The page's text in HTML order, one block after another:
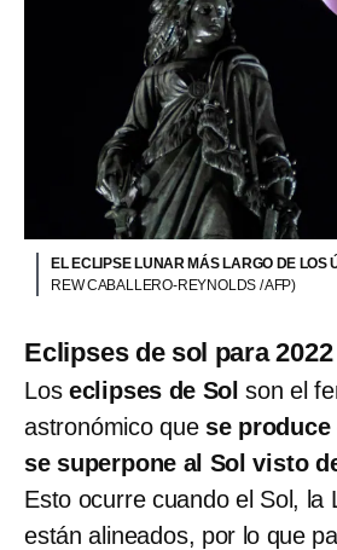
EL ECLIPSE LUNAR MÁS LARGO DE LOS
REW CABALLERO-REYNOLDS / AFP)
Eclipses de sol para 2022
Los eclipses de Solson el
astronómico que se
se superpone al Sol visto
Esto ocurre cuando el Sol, la
están alineados, por lo que